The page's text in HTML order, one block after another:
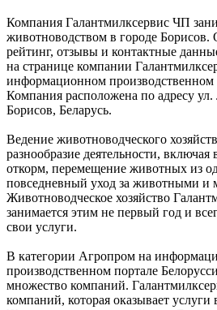
Компания Галантмилксервис ЧП
животноводством в городе
рейтинг, отзывы и контактные
на странице компании
информационном производственном
Компания расположена по адресу
Борисов, Беларусь.
Ведение животноводческого
разнообразие деятельности,
откорм, перемещение животных из
повседневный уход за животными и
Животноводческое хозяйство
занимается этим не первый год и
свои услуги.
В категории Агропром на
производственном портале
множество компаний.
компаний, которая оказывает услуги